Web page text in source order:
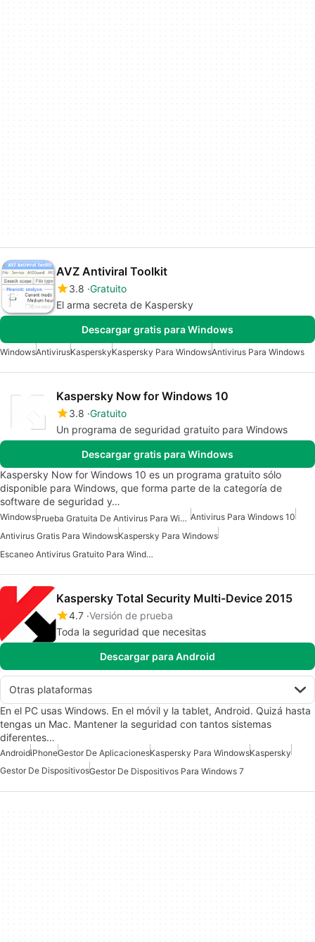
AVZ Antiviral Toolkit
3.8 Gratuito
El arma secreta de Kaspersky
Descargar gratis para Windows
WindowsAntivirusKasperskyKaspersky Para WindowsAntivirus Para Windows
Kaspersky Now for Windows 10
3.8 Gratuito
Un programa de seguridad gratuito para Windows
Descargar gratis para Windows
Kaspersky Now for Windows 10 es un programa gratuito sólo
disponible para Windows, que forma parte de la categoría de
software de seguridad y…
Windows Prueba Gratuita De Antivirus Para Windows Antivirus Para Windows 10
Antivirus Gratis Para WindowsKaspersky Para Windows
Escaneo Antivirus Gratuito Para Windows
Kaspersky Total Security Multi-Device 2015
4.7 Versión de prueba
Toda la seguridad que necesitas
Descargar para Android
Otras plataformas
En el PC usas Windows. En el móvil y la tablet, Android. Quizá hasta
tengas un Mac. Mantener la seguridad con tantos sistemas
diferentes…
AndroidiPhoneGestor De AplicacionesKaspersky Para WindowsKaspersky
Gestor De DispositivosGestor De Dispositivos Para Windows 7